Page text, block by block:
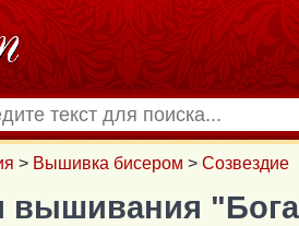
> Вышивка бисером > Созвездие
вышивания